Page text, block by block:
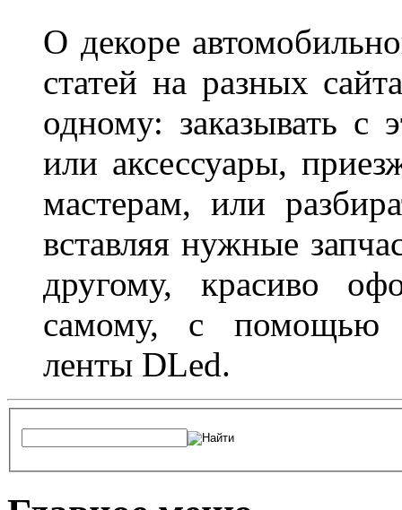
О декоре
статей на разных
одному: заказывать с
или аксессуары,
мастерам, или
вставляя нужные
другому, красиво
самому, с помощью
ленты DLed.